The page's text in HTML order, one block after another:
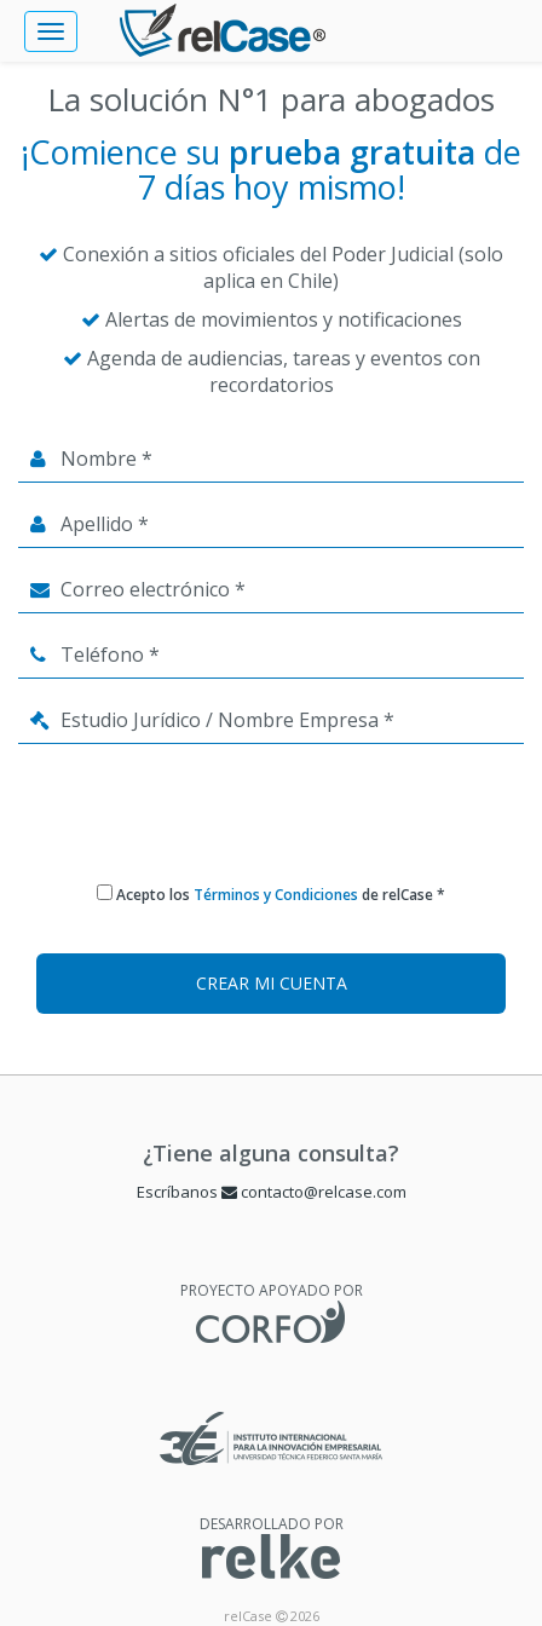
Toggle
navigation
La solución N°1 para abogados
¡Comience su prueba gratuita de
7 días hoy mismo!
Conexión a sitios oficiales del Poder Judicial (solo
aplica en Chile)
Alertas de movimientos y notificaciones
Agenda de audiencias, tareas y eventos con
recordatorios
Acepto los Términos y Condiciones de relCase *
¿Tiene alguna consulta?
Escríbanos contacto@relcase.com
PROYECTO APOYADO POR
DESARROLLADO POR
relCase 2026